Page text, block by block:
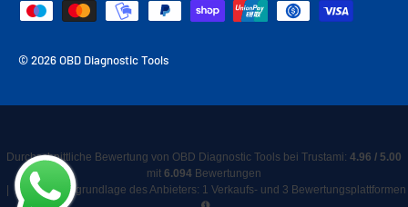
© 2026 OBD Diagnostic Tools
Durchschnittliche Bewertung von OBD Diagnostic Tools bei Trustami: 4.96 / 5.00
mit 6.094 Bewertungen
|
Bewertungsgrundlage des Anbieters: 1 Verkaufs- und 3 Bewertungsplattformen